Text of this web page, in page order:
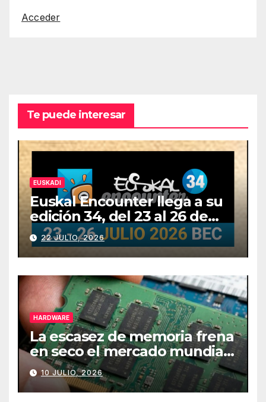
Acceder
Te puede interesar
EUSKADI
Euskal Encounter llega a su
edición 34, del 23 al 26 de
julio
22 JULIO, 2026
HARDWARE
La escasez de memoria frena
en seco el mercado mundial
de PCs
10 JULIO, 2026